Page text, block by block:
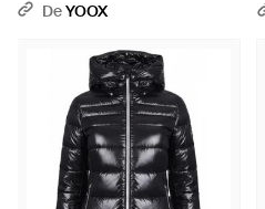
DeYOOX